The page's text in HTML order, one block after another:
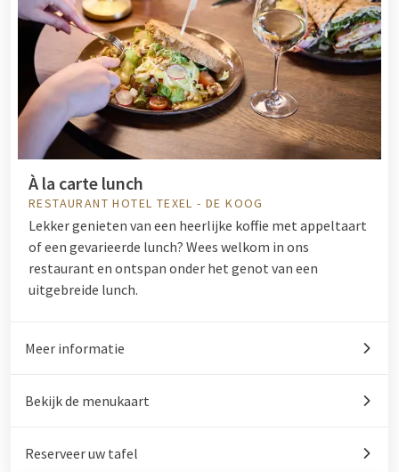
À la carte lunch
RESTAURANT HOTEL TEXEL - DE KOOG
Lekker genieten van een heerlijke koffie met appeltaart
of een gevarieerde lunch? Wees welkom in ons
restaurant en ontspan onder het genot van een
uitgebreide lunch.
Meer informatie
Bekijk de menukaart
Reserveer uw tafel